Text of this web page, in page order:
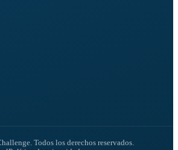
Todos los derechos reservados.